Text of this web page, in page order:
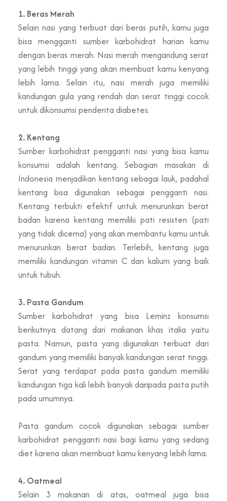
1. Beras Merah
Selain nasi yang terbuat dari beras putih, kamu juga
bisa mengganti sumber karbohidrat harian kamu
dengan beras merah. Nasi merah mengandung serat
yang lebih tinggi yang akan membuat kamu kenyang
lebih lama. Selain itu, nasi merah juga memiliki
kandungan gula yang rendah dan serat tinggi cocok
untuk dikonsumsi penderita diabetes.
2. Kentang
Sumber karbohidrat pengganti nasi yang bisa kamu
konsumsi adalah kentang. Sebagian masakan di
Indonesia menjadikan kentang sebagai lauk, padahal
kentang bisa digunakan sebagai pengganti nasi.
Kentang terbukti efektif untuk menurunkan berat
badan karena kentang memiliki pati resisten (pati
yang tidak dicerna) yang akan membantu kamu untuk
menurunkan berat badan. Terlebih, kentang juga
memiliki kandungan vitamin C dan kalium yang baik
untuk tubuh.
3. Pasta Gandum
Sumber karbohidrat yang bisa Leminz konsumsi
berikutnya datang dari makanan khas italia yaitu
pasta. Namun, pasta yang digunakan terbuat dari
gandum yang memiliki banyak kandungan serat tinggi.
Serat yang terdapat pada pasta gandum memiliki
kandungan tiga kali lebih banyak daripada pasta putih
pada umumnya.
Pasta gandum cocok digunakan sebagai sumber
karbohidrat pengganti nasi bagi kamu yang sedang
diet karena akan membuat kamu kenyang lebih lama.
4. Oatmeal
Selain 3 makanan di atas, oatmeal juga bisa